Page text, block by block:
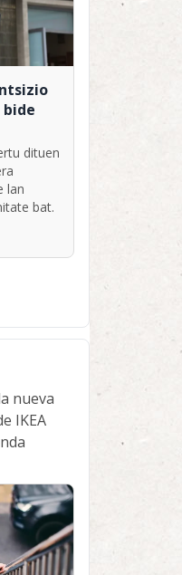
dituen
lan
bat.
nueva
IKEA